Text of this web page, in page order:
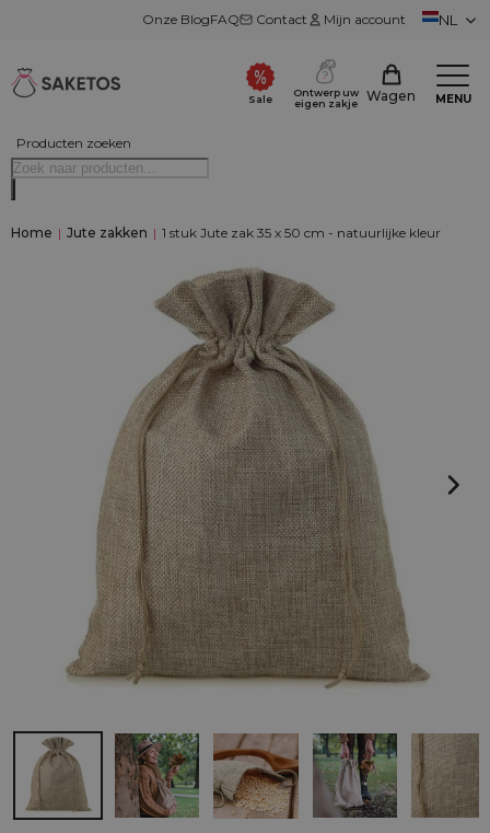
Onze BlogFAQ Contact Mijn account NL
Producten zoeken
Sale
Ontwerp uw
eigen zakje
Wagen MENU
Home | Jute zakken | 1 stuk Jute zak 35 x 50 cm - natuurlijke kleur